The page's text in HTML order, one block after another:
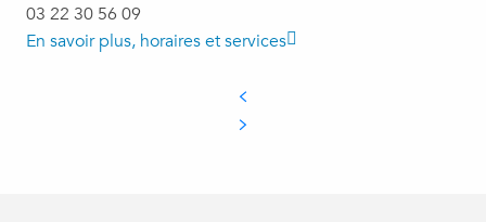
03 22 30 56 09
En savoir plus, horaires et services